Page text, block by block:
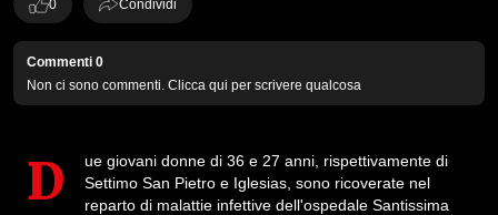
0 Condividi
Commenti 0
Non ci sono commenti. Clicca qui per scrivere qualcosa
Due giovani donne di 36 e 27 anni, rispettivamente di
Settimo San Pietro e Iglesias, sono ricoverate nel
reparto di malattie infettive dell'ospedale Santissima